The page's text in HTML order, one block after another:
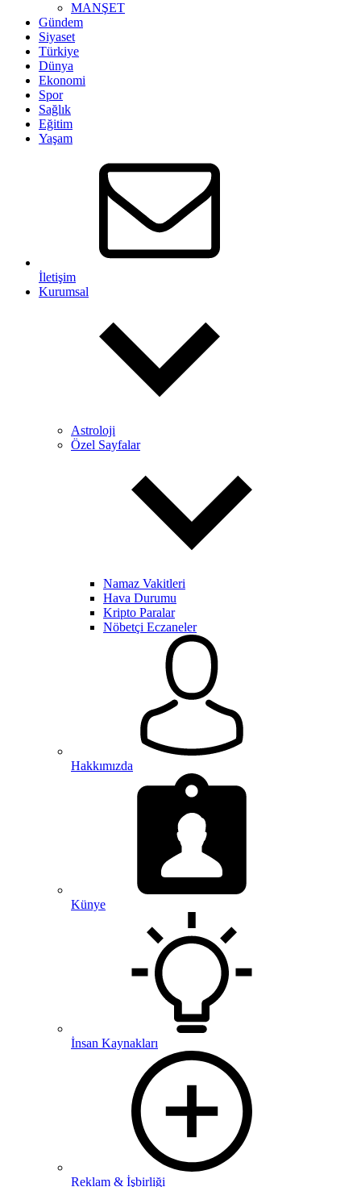
MANŞET
Gündem
Siyaset
Türkiye
Dünya
Ekonomi
Spor
Sağlık
Eğitim
Yaşam
İletişim
Kurumsal
Astroloji
Özel Sayfalar
Namaz Vakitleri
Hava Durumu
Kripto Paralar
Nöbetçi Eczaneler
Hakkımızda
Künye
İnsan Kaynakları
Reklam & İşbirliği